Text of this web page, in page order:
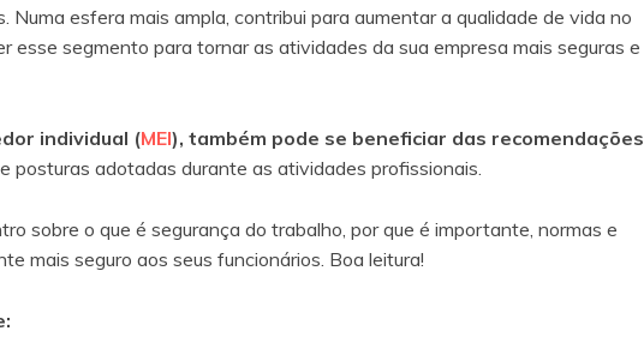
esfera mais ampla, contribui para aumentar a qualidade de vida no
esse segmento para tornar as atividades da sua empresa mais seguras e
individual (MEI), também pode se beneficiar das recomendações
posturas adotadas durante as atividades profissionais.
sobre o que é segurança do trabalho, por que é importante, normas e
mais seguro aos seus funcionários. Boa leitura!